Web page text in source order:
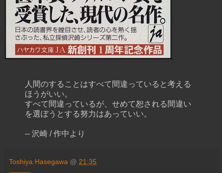
人間のすることはすべて間違っていると考える
ほうがいい。
すべて間違っているが、せめて恕される間違い
を選ぼうとする努力はあっていい。
-- 沢崎 / 作中より
Toshiya Hasegawa @ 21:35